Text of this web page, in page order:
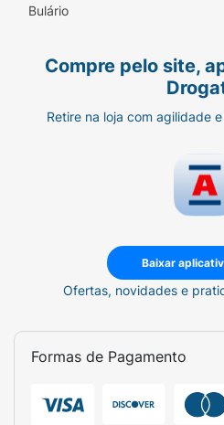
Bulário
Compre pelo site,
Retire na loja com agilidade
Baixar
Ofertas, novidades e
Formas de Pagamento